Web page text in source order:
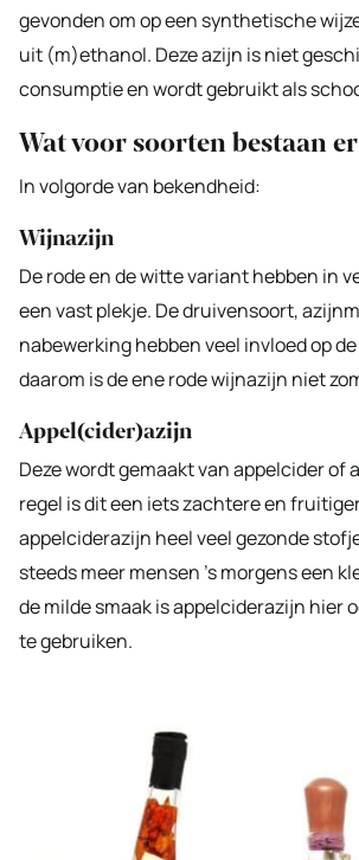
gevonden om op een synthetische
uit (m)ethanol. Deze azijn is niet
consumptie en wordt gebruikt als
Wat voor soorten bestaan
In volgorde van bekendheid:
Wijnazijn
De rode en de witte variant hebben in
een vast plekje. De druivensoort,
nabewerking hebben veel invloed op
daarom is de ene rode wijnazijn niet
Appel(cider)azijn
Deze wordt gemaakt van appelcider of
regel is dit een iets zachtere en
appelciderazijn heel veel gezonde
steeds meer mensen ’s morgens een
de milde smaak is appelciderazijn hier
te gebruiken.